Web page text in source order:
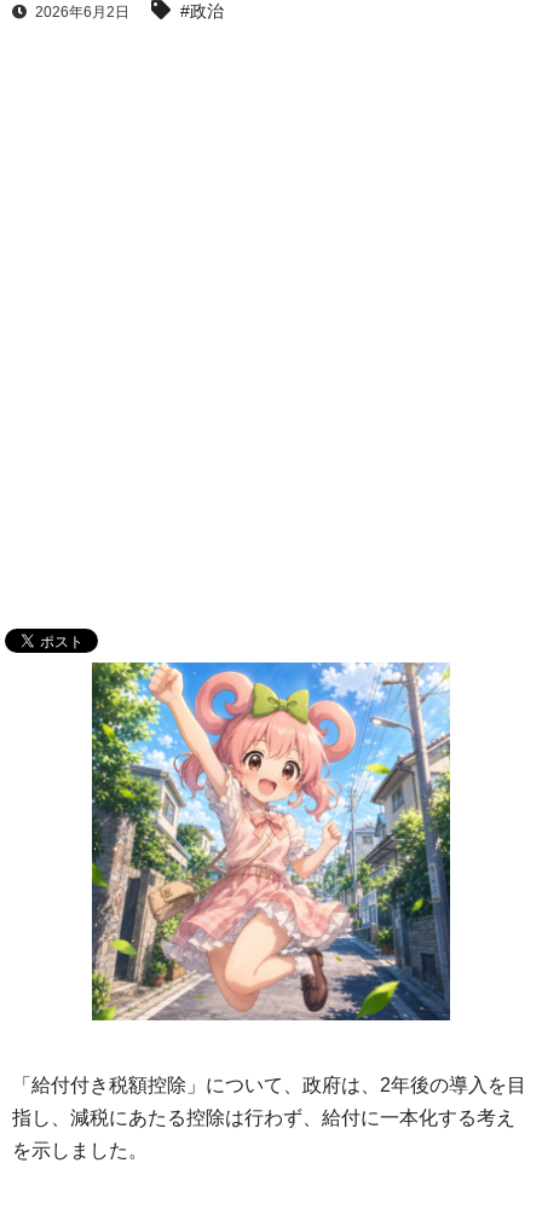
2026年6月2日 #政治
「給付付き税額控除」について、政府は、2年後の導入を目
指し、減税にあたる控除は行わず、給付に一本化する考え
を示しました。